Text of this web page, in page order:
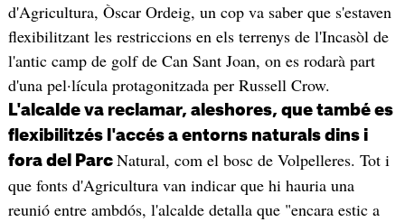
d'Agricultura, Òscar Ordeig, un cop va saber que s'estaven
flexibilitzant les restriccions en els terrenys de l'Incasòl de
l'antic camp de golf de Can Sant Joan, on es rodarà part
d'una pel·lícula protagonitzada per Russell Crow.
L'alcalde va reclamar, aleshores, que també es
flexibilitzés l'accés a entorns naturals dins i
fora del Parc Natural, com el bosc de Volpelleres. Tot i
que fonts d'Agricultura van indicar que hi hauria una
reunió entre ambdós, l'alcalde detalla que "encara estic a